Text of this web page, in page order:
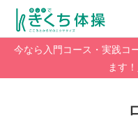
今なら入門コース・実践コ
ます